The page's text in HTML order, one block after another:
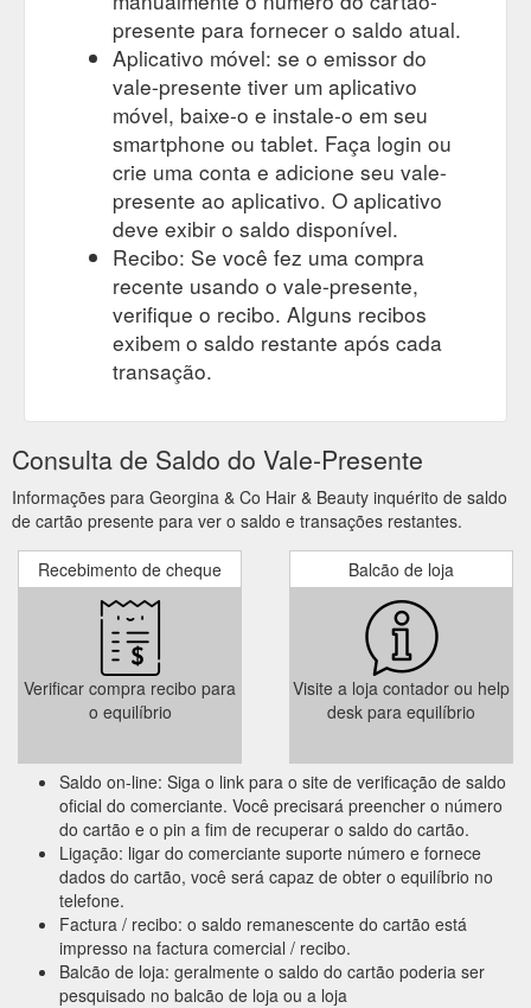
presente para fornecer o saldo atual.
Aplicativo móvel: se o emissor do
vale-presente tiver um aplicativo
móvel, baixe-o e instale-o em seu
smartphone ou tablet. Faça login ou
crie uma conta e adicione seu vale-
presente ao aplicativo. O aplicativo
deve exibir o saldo disponível.
Recibo: Se você fez uma compra
recente usando o vale-presente,
verifique o recibo. Alguns recibos
exibem o saldo restante após cada
transação.
Consulta de Saldo do Vale-Presente
Informações para Georgina & Co Hair & Beauty inquérito de saldo
de cartão presente para ver o saldo e transações restantes.
Recebimento de cheque
Verificar compra recibo para
o equilíbrio
Balcão de loja
Visite a loja contador ou help
desk para equilíbrio
Saldo on-line: Siga o link para o site de verificação de saldo
oficial do comerciante. Você precisará preencher o número
do cartão e o pin a fim de recuperar o saldo do cartão.
Ligação: ligar do comerciante suporte número e fornece
dados do cartão, você será capaz de obter o equilíbrio no
telefone.
Factura / recibo: o saldo remanescente do cartão está
impresso na factura comercial / recibo.
Balcão de loja: geralmente o saldo do cartão poderia ser
pesquisado no balcão de loja ou a loja